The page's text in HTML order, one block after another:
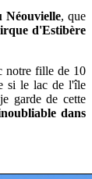
Néouvielle, que
d'Estibère
notre fille de 10
si le lac de l'île
garde de cette
dans